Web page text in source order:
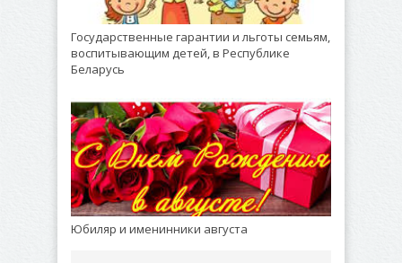
Государственные гарантии и льготы семьям,
воспитывающим детей, в Республике
Беларусь
Юбиляр и именинники августа